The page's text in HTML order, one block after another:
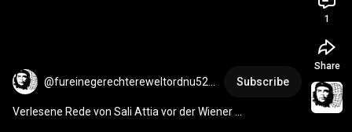
@fureinegerechtereweltordnu524
Subscribe
Verlesene Rede von Sali Attia vor der Wiener
1
Share